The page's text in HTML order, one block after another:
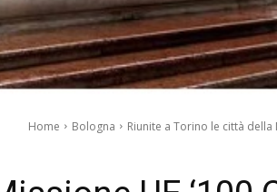
Home Bologna Riunite a Torino le città della